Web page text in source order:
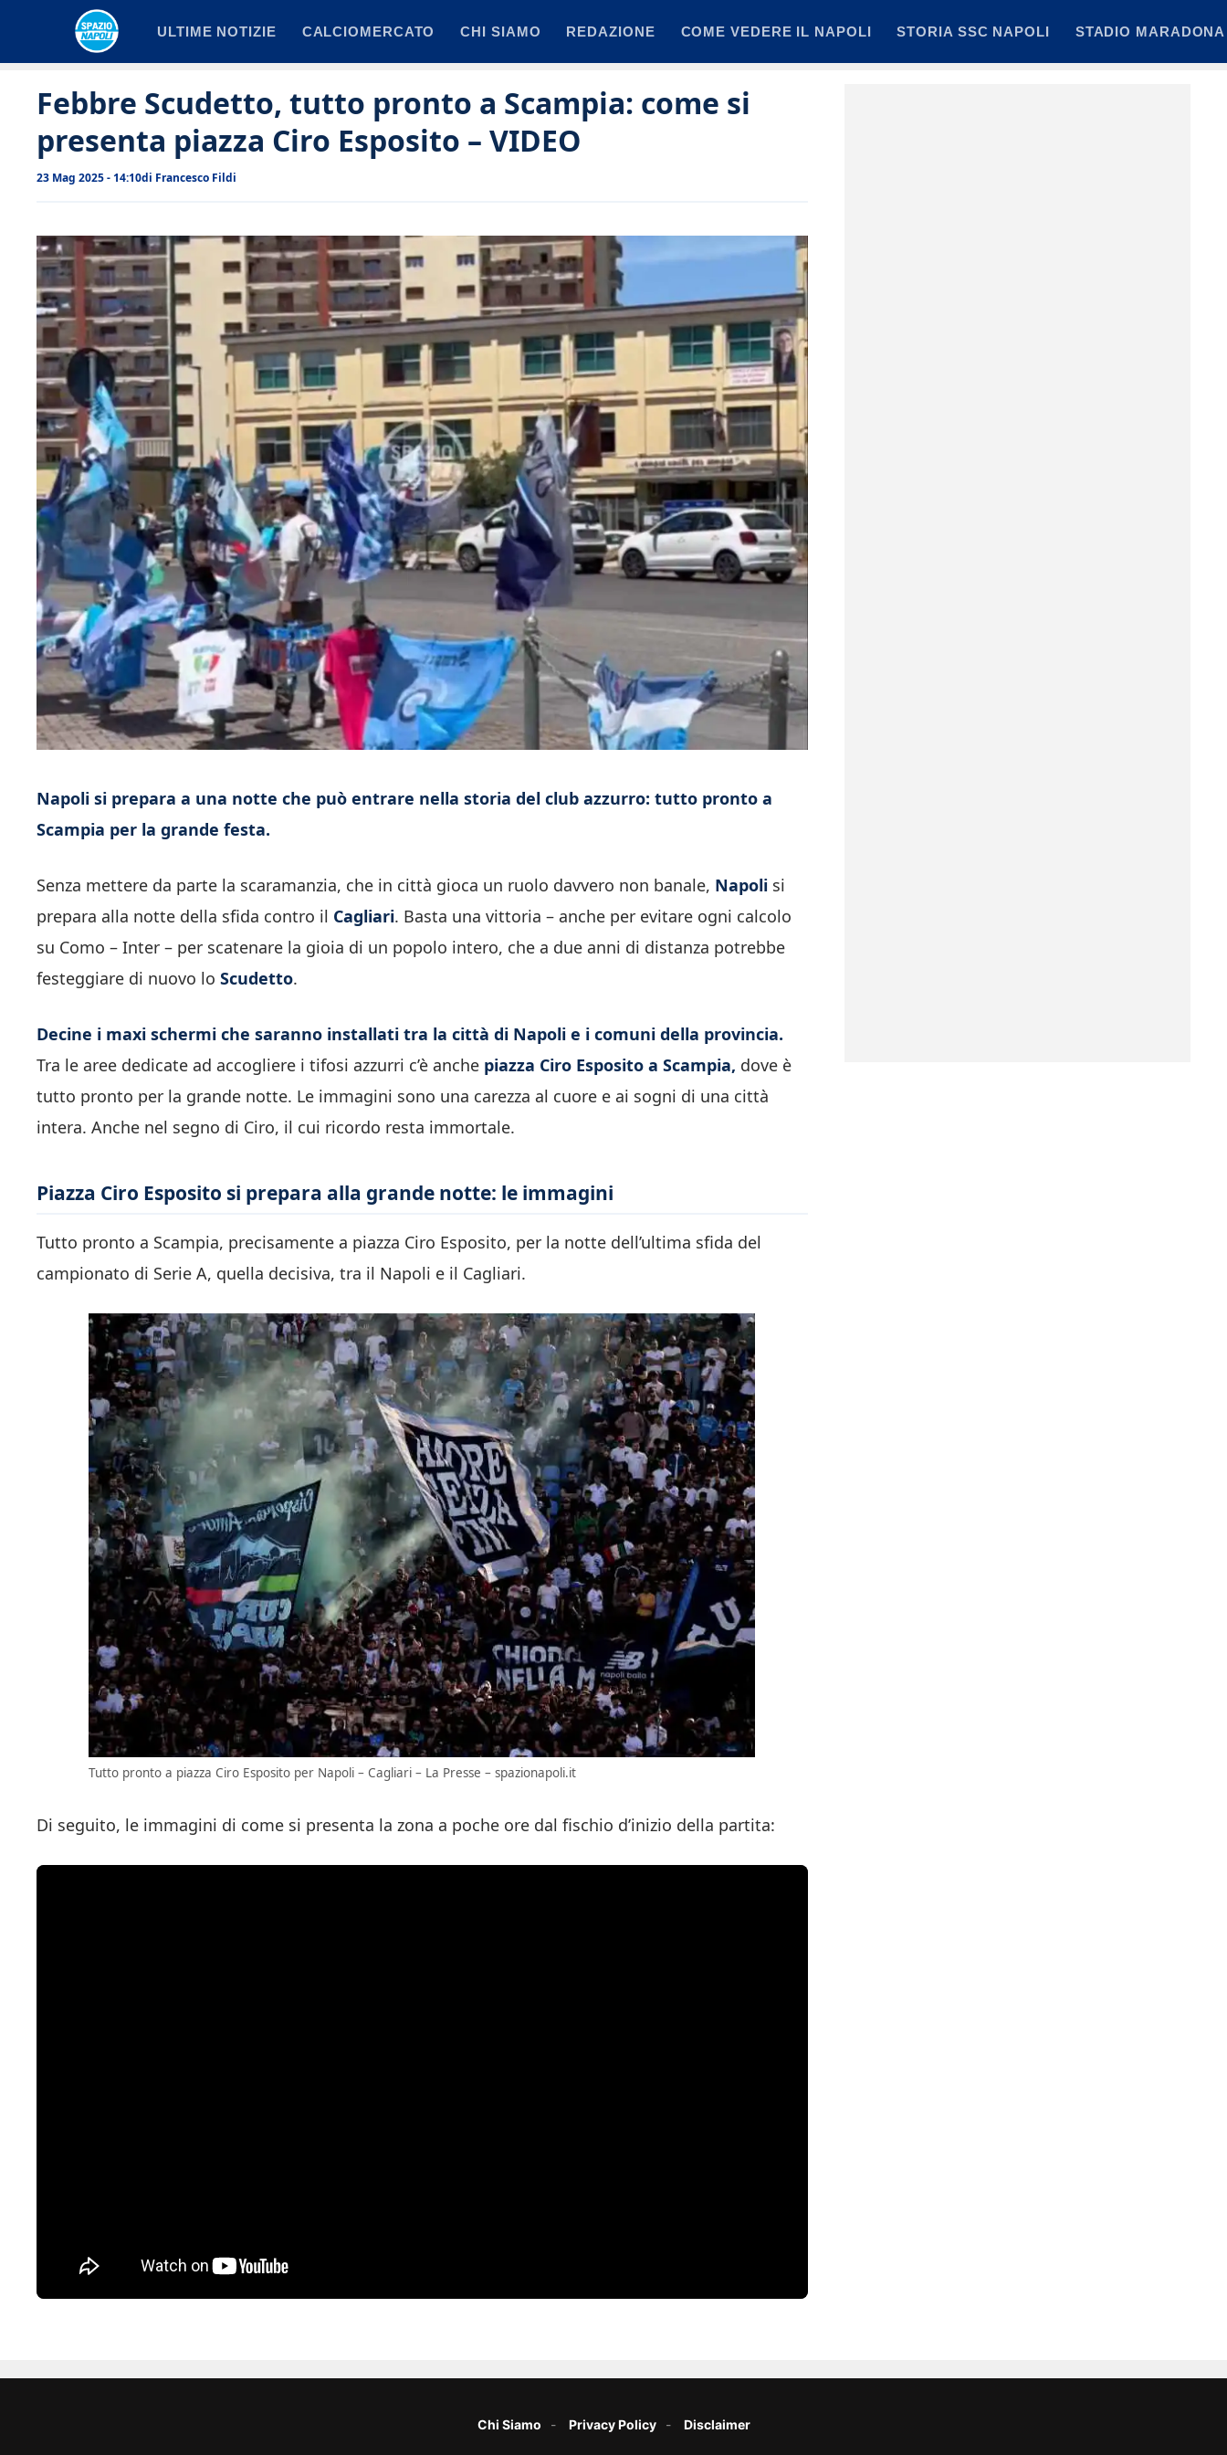
ULTIME NOTIZIE CALCIOMERCATO CHI SIAMO REDAZIONE COME VEDERE IL NAPOLI STORIA SSC NAPOLI STADIO MARADONA
Febbre Scudetto, tutto pronto a Scampia: come si
presenta piazza Ciro Esposito – VIDEO
23 Mag 2025 - 14:10di Francesco Fildi
Napoli si prepara a una notte che può entrare nella storia del club azzurro: tutto pronto a
Scampia per la grande festa.
Senza mettere da parte la scaramanzia, che in città gioca un ruolo davvero non banale, Napoli si
prepara alla notte della sfida contro il Cagliari. Basta una vittoria – anche per evitare ogni calcolo
su Como – Inter – per scatenare la gioia di un popolo intero, che a due anni di distanza potrebbe
festeggiare di nuovo lo Scudetto.
Decine i maxi schermi che saranno installati tra la città di Napoli e i comuni della provincia.
Tra le aree dedicate ad accogliere i tifosi azzurri c’è anche piazza Ciro Esposito a Scampia, dove è
tutto pronto per la grande notte. Le immagini sono una carezza al cuore e ai sogni di una città
intera. Anche nel segno di Ciro, il cui ricordo resta immortale.
Piazza Ciro Esposito si prepara alla grande notte: le immagini
Tutto pronto a Scampia, precisamente a piazza Ciro Esposito, per la notte dell’ultima sfida del
campionato di Serie A, quella decisiva, tra il Napoli e il Cagliari.
Tutto pronto a piazza Ciro Esposito per Napoli – Cagliari – La Presse – spazionapoli.it
Di seguito, le immagini di come si presenta la zona a poche ore dal fischio d’inizio della partita:
Chi Siamo Privacy Policy Disclaimer